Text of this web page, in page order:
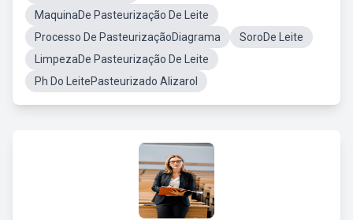
MaquinaDe Pasteurização De Leite
Processo De PasteurizaçãoDiagrama
SoroDe Leite
LimpezaDe Pasteurização De Leite
Ph Do LeitePasteurizado Alizarol